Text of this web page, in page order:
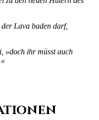
Lava baden darf,
»doch ihr müsst auch